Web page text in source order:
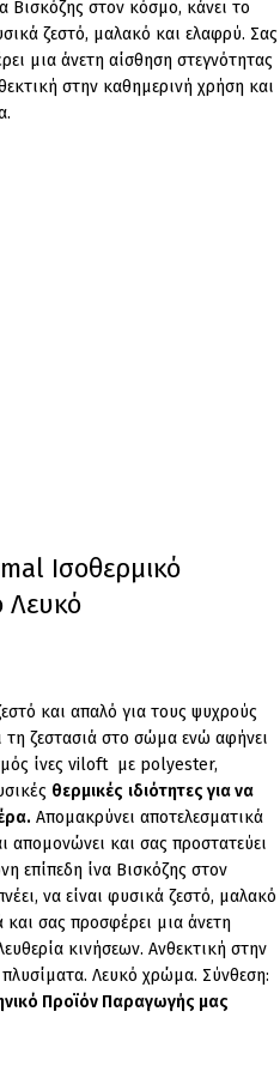
Βισκόζης στον κόσμο, κάνει το
ζεστό, μαλακό και ελαφρύ. Σας
μια άνετη αίσθηση στεγνότητας
στην καθημερινή χρήση και
Ισοθερμικό
Λευκό
και απαλό για τους ψυχρούς
τη ζεστασιά στο σώμα ενώ αφήνει
ίνες viloft με polyester,
θερμικές ιδιότητες για να
Απομακρύνει αποτελεσματικά
απομονώνει και σας προστατεύει
επίπεδη ίνα Βισκόζης στον
να είναι φυσικά ζεστό, μαλακό
και σας προσφέρει μια άνετη
κινήσεων. Ανθεκτική στην
Λευκό χρώμα. Σύνθεση:
Προϊόν Παραγωγής μας